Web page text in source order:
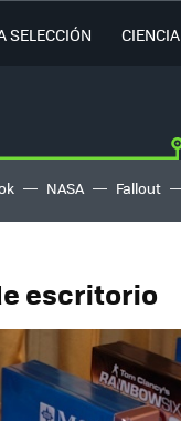
SELECCIÓN CIENCIA
NASA Fallout
escritorio